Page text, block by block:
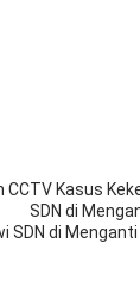
Kasus
SDN di